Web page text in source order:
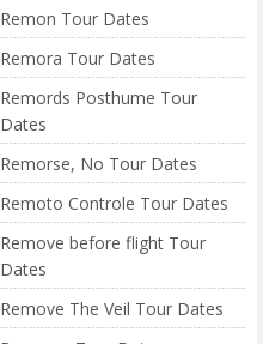
Remon Tour Dates
Remora Tour Dates
Remords Posthume Tour
Dates
Remorse, No Tour Dates
Remoto Controle Tour Dates
Remove before flight Tour
Dates
Remove The Veil Tour Dates